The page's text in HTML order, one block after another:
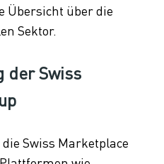
Übersicht über die
Sektor.
der Swiss
Swiss Marketplace